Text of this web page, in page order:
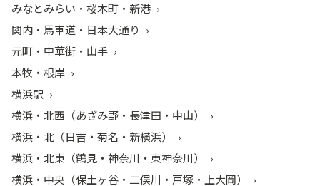
みなとみらい・桜木町・新港
関内・馬車道・日本大通り
元町・中華街・山手
本牧・根岸
横浜駅
横浜・北西（あざみ野・長津田・中山）
横浜・北（日吉・菊名・新横浜）
横浜・北東（鶴見・神奈川・東神奈川）
横浜・中央（保土ヶ谷・二俣川・戸塚・上大岡）